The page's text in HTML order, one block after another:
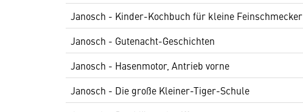
Janosch - Kinder-Kochbuch für kleine Feinschmecker
Janosch - Gutenacht-Geschichten
Janosch - Hasenmotor, Antrieb vorne
Janosch - Die große Kleiner-Tiger-Schule